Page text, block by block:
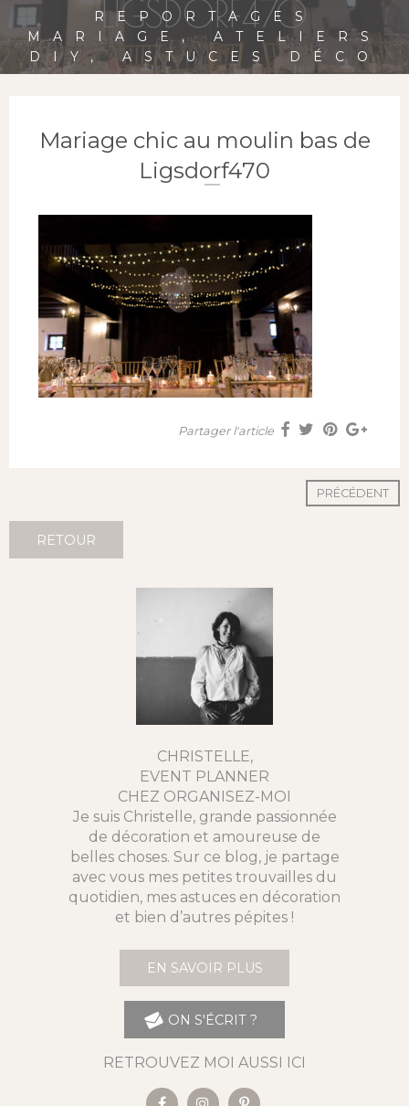
LIGSDORF470
REPORTAGES
MARIAGE, ATELIERS
DIY, ASTUCES DÉCO
Mariage chic au moulin bas de
Ligsdorf470
Partager l'article
PRÉCÉDENT
RETOUR
CHRISTELLE,
EVENT PLANNER
CHEZ ORGANISEZ-MOI
Je suis Christelle, grande passionnée
de décoration et amoureuse de
belles choses. Sur ce blog, je partage
avec vous mes petites trouvailles du
quotidien, mes astuces en décoration
et bien d’autres pépites !
EN SAVOIR PLUS
ON S'ÉCRIT ?
RETROUVEZ MOI AUSSI ICI